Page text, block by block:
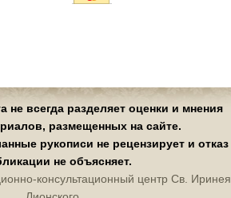
не всегда разделяет оценки и мнения
размещенных на сайте.
рукописи не рецензирует и отказ
не объясняет.
консультационный центр Св. Иринея